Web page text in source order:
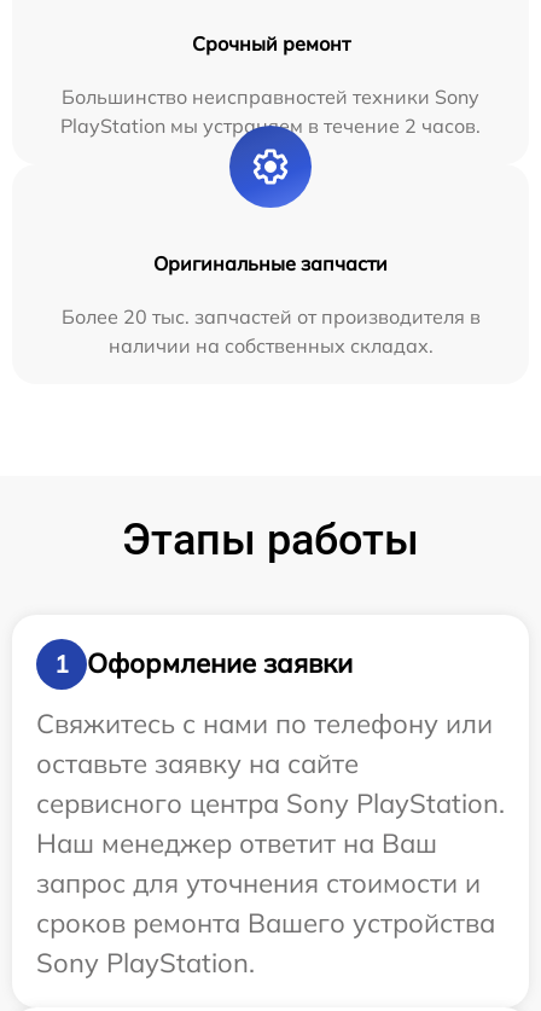
Срочный ремонт
Большинство неисправностей техники Sony
PlayStation мы устраняем в течение 2 часов.
Оригинальные запчасти
Более 20 тыс. запчастей от производителя в
наличии на собственных складах.
Этапы работы
1
Оформление заявки
Свяжитесь с нами по телефону или
оставьте заявку на сайте
сервисного центра Sony PlayStation.
Наш менеджер ответит на Ваш
запрос для уточнения стоимости и
сроков ремонта Вашего устройства
Sony PlayStation.